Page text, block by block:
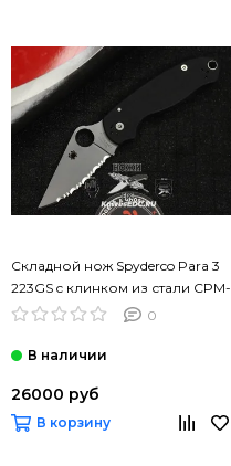
Складной нож Spyderco Para 3
223GS c клинком из стали CPM-
S45VN, рукоять G10 0
26000 руб
В корзину